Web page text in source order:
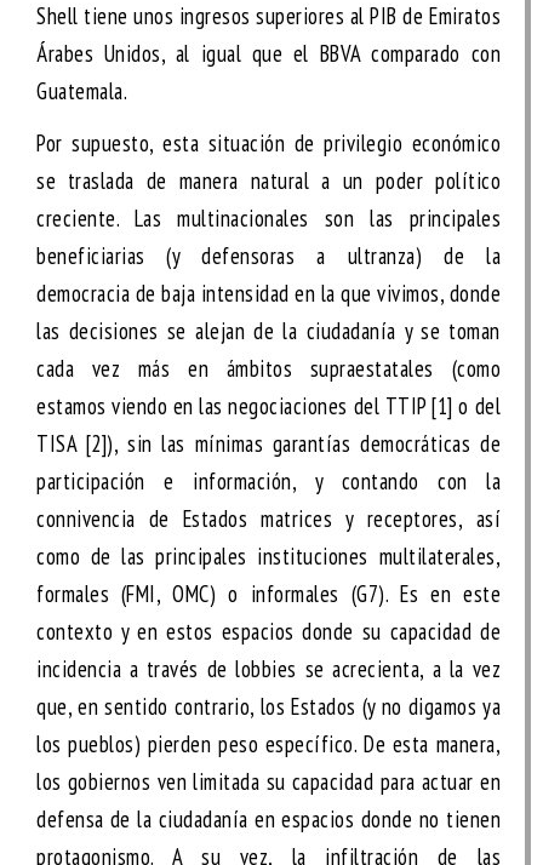
Shell tiene unos ingresos superiores al PIB de Emiratos
Árabes Unidos, al igual que el BBVA comparado con
Guatemala.
Por supuesto, esta situación de privilegio económico
se traslada de manera natural a un poder político
creciente. Las multinacionales son las principales
beneficiarias (y defensoras a ultranza) de la
democracia de baja intensidad en la que vivimos, donde
las decisiones se alejan de la ciudadanía y se toman
cada vez más en ámbitos supraestatales (como
estamos viendo en las negociaciones del TTIP [1] o del
TISA[2]), sin las mínimas garantías democráticas de
participación e información, y contando con la
connivencia de Estados matrices y receptores, así
como de las principales instituciones multilaterales,
formales (FMI, OMC) o informales (G7). Es en este
contexto y en estos espacios donde su capacidad de
incidencia a través delobbies se acrecienta, a la vez
que, en sentido contrario, los Estados (y no digamos ya
los pueblos) pierden peso específico. De esta manera,
los gobiernos ven limitada su capacidad para actuar en
defensa de la ciudadanía en espacios donde no tienen
protagonismo. A su vez, la infiltración de las